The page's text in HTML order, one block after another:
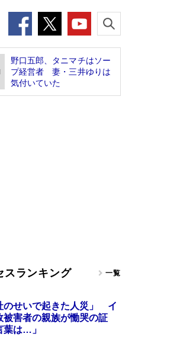
野口五郎、タニマチはソー
プ経営者 妻・三井ゆりは
気付いていた
スランキング 一覧
のせいで起きた人災」 イ
被害者の親族が慟哭の証
は…」